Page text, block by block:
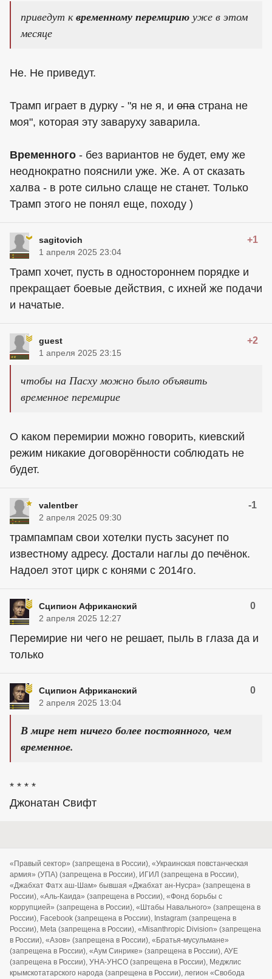
приведут квременному перемирию уже в этом
месяце
Не. Не приведут.
Трамп играет в дурку - "я не я, и опа страна не
моя", которая эту заваруху заварила.
Временного - без вариантов не будет, ему же
неоднократно пояснили уже. Же. А от сказать
халва - в роте сильно слаще не станет. Только
Трамп этого не понял еще, походу )
sagitovich +1
1 апреля 2025 23:04
Трамп хочет, пусть в одностороннем порядке и
прекращает боевые действия, с ихней же подачи
и начатые.
guest +2
1 апреля 2025 23:15
чтобы на Пасху можно было объявить
временное перемирие
О каком перемирии можно говорить, киевский
режим никакие договорённости соблюдать не
будет.
valentber -1
2 апреля 2025 09:30
трампампам свои хотелки пусть засунет по
известному адресу. Достали наглы до печёнок.
Надоел этот цирк с конями с 2014го.
Сципион Африканский 0
2 апреля 2025 12:27
Перемирие ни чего не решает, пыль в глаза да и
только
Сципион Африканский 0
2 апреля 2025 13:04
В мире нет ничего более постоянного, чем
временное.
* * * *
Джонатан Свифт
«Правый сектор» (запрещена в России), «Украинская повстанческая
армия» (УПА) (запрещена в России), ИГИЛ (запрещена в России),
«Джабхат Фатх аш-Шам» бывшая «Джабхат ан-Нусра» (запрещена в
России), «Аль-Каида» (запрещена в России), «Фонд борьбы с
коррупцией» (запрещена в России), «Штабы Навального» (запрещена в
России), Facebook (запрещена в России), Instagram (запрещена в
России), Meta (запрещена в России), «Misanthropic Division» (запрещена
в России), «Азов» (запрещена в России), «Братья-мусульмане»
(запрещена в России), «Аум Синрике» (запрещена в России), АУЕ
(запрещена в России), УНА-УНСО (запрещена в России), Меджлис
крымскотатарского народа (запрещена в России), легион «Свобода